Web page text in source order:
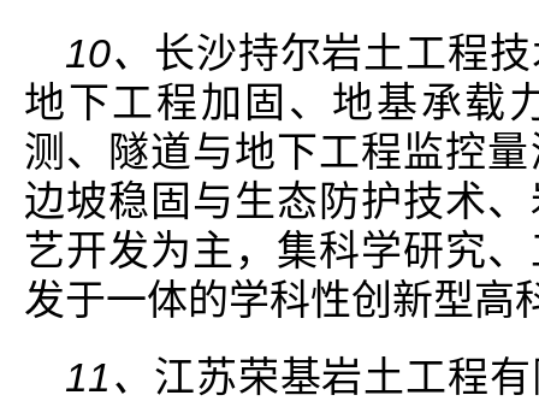
10、 长沙持尔岩土工程
地下工程加固、地基承载
测、隧道与地下工程监控
边坡稳固与生态防护技术
艺开发为主，集科学研究
发于一体的学科性创新型高
11、 江苏荣基岩土工程